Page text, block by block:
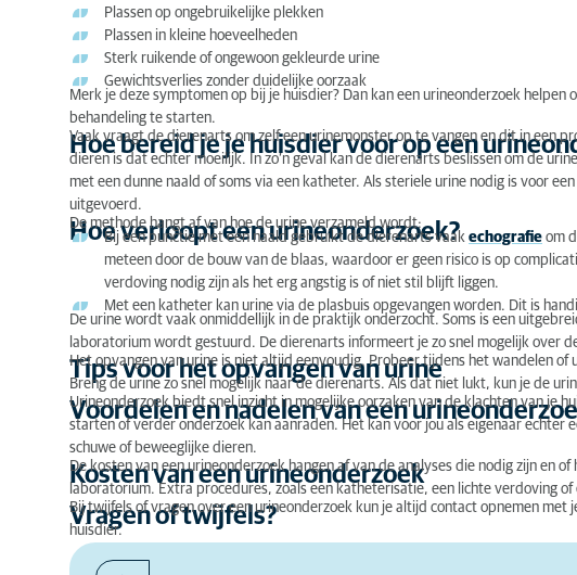
Hoe verloopt een urineonderzoek?
Tips voor het opvangen van urine
Voordelen en nadelen van een urineonderzoek
Kosten van een urineonderzoek
Vragen of twijfels?
Plassen op ongebruikelijke plekken
Plassen in kleine hoeveelheden
Sterk ruikende of ongewoon gekleurde urine
Gewichtsverlies zonder duidelijke oorzaak
Merk je deze symptomen op bij je huisdier? Dan kan een urineonderzoek helpen
behandeling te starten.
Hoe bereid je je huisdier voor op een
Vaak vraagt de dierenarts om zelf een urinemonster op te vangen en dit in een
dieren is dat echter moeilijk. In zo’n geval kan de dierenarts beslissen om de
met een dunne naald of soms via een katheter. Als steriele urine nodig is voor
uitgevoerd.
Hoe verloopt een urineonderzoek?
De methode hangt af van hoe de urine verzameld wordt:
Bij een punctie met een naald gebruikt de dierenarts vaak echografie om
meteen door de bouw van de blaas, waardoor er geen risico is op
verdoving nodig zijn als het erg angstig is of niet stil blijft liggen.
Met een katheter kan urine via de plasbuis opgevangen worden. Dit is
De urine wordt vaak onmiddellijk in de praktijk onderzocht. Soms is een
laboratorium wordt gestuurd. De dierenarts informeert je zo snel mogelijk over
Tips voor het opvangen van urine
Het opvangen van urine is niet altijd eenvoudig. Probeer tijdens het wandelen
Breng de urine zo snel mogelijk naar de dierenarts. Als dat niet lukt, kun je de
Voordelen en nadelen van een
Urineonderzoek biedt snel inzicht in mogelijke oorzaken van de klachten van je
starten of verder onderzoek kan aanraden. Het kan voor jou als eigenaar echter
schuwe of beweeglijke dieren.
Kosten van een urineonderzoek
De kosten van een urineonderzoek hangen af van de analyses die nodig zijn en
laboratorium. Extra procedures, zoals een katheterisatie, een lichte verdoving
Vragen of twijfels?
Bij twijfels of vragen over een urineonderzoek kun je altijd contact opnemen met
huisdier.